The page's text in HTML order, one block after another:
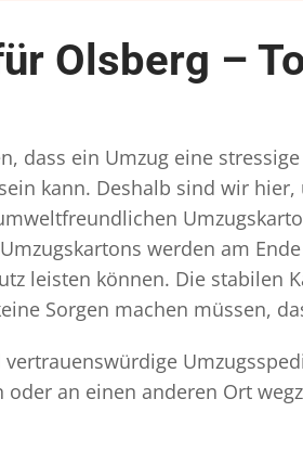
Olsberg –
dass ein Umzug eine
kann. Deshalb sind wir
werden am
leisten können. Die
Sorgen machen müssen,
an einen anderen Ort